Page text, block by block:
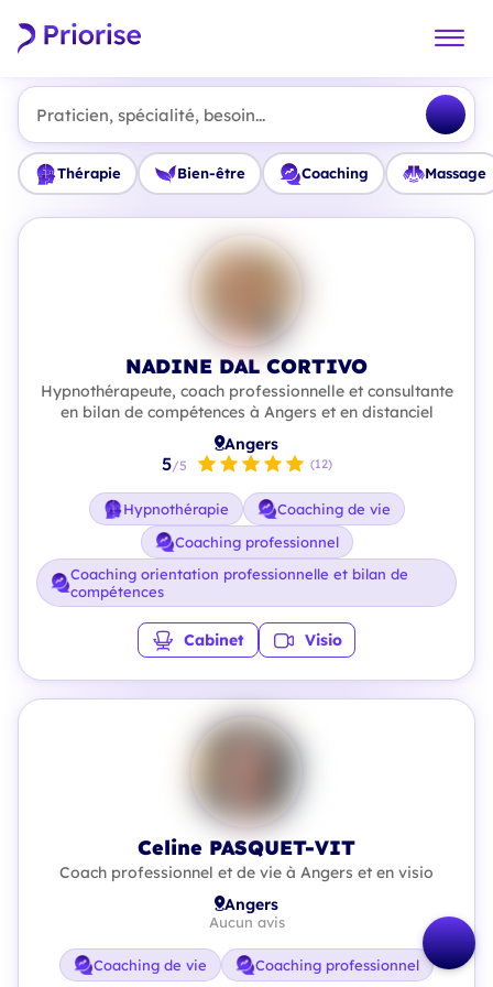
Praticien, spécialité, besoin...
Thérapie Bien-être Coaching Massage
NADINE DAL CORTIVO
Hypnothérapeute, coach professionnelle et consultante
en bilan de compétences à Angers et en distanciel
Angers
5/5 (12)
Hypnothérapie
Coaching de vie
Coaching professionnel
Coaching orientation professionnelle et bilan de
compétences
Cabinet Visio
Celine PASQUET-VIT
Coach professionnel et de vie à Angers et en visio
Angers
Aucun avis
Coaching de vie Coaching professionnel